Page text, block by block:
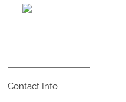
Contact Info